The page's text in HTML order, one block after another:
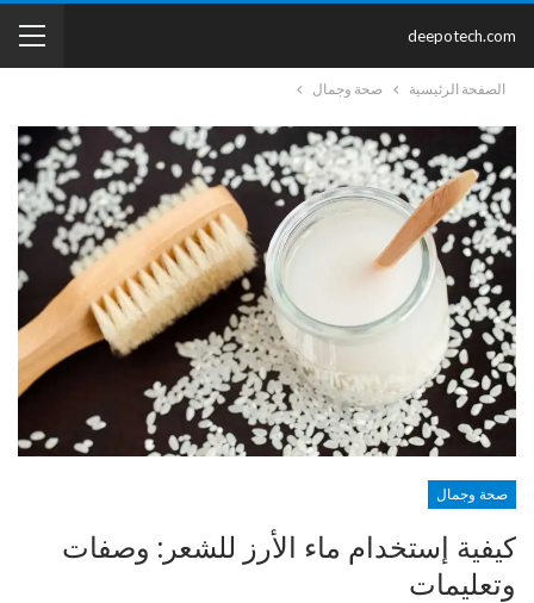
deepotech.com
الصفحة الرئيسية صحة وجمال
صحة وجمال
كيفية إستخدام ماء الأرز للشعر: وصفات
وتعليمات